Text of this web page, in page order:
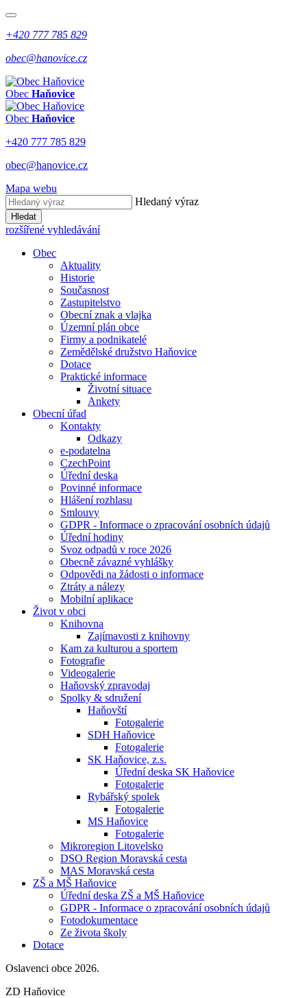
+420 777 785 829
obec@hanovice.cz
Obec Haňovice
Obec Haňovice
+420 777 785 829
obec@hanovice.cz
Mapa webu
Hledaný výraz
Hledat
rozšířené vyhledávání
Obec
Aktuality
Historie
Současnost
Zastupitelstvo
Obecní znak a vlajka
Územní plán obce
Firmy a podnikatelé
Zemědělské družstvo Haňovice
Dotace
Praktické informace
Životní situace
Ankety
Obecní úřad
Kontakty
Odkazy
e-podatelna
CzechPoint
Úřední deska
Povinné informace
Hlášení rozhlasu
Smlouvy
GDPR - Informace o zpracování osobních údajů
Úřední hodiny
Svoz odpadů v roce 2026
Obecně závazné vyhlášky
Odpovědi na žádosti o informace
Ztráty a nálezy
Mobilní aplikace
Život v obci
Knihovna
Zajímavosti z knihovny
Kam za kulturou a sportem
Fotografie
Videogalerie
Haňovský zpravodaj
Spolky & sdružení
Haňovští
Fotogalerie
SDH Haňovice
Fotogalerie
SK Haňovice, z.s.
Úřední deska SK Haňovice
Fotogalerie
Rybářský spolek
Fotogalerie
MS Haňovice
Fotogalerie
Mikroregion Litovelsko
DSO Region Moravská cesta
MAS Moravská cesta
ZŠ a MŠ Haňovice
Úřední deska ZŠ a MŠ Haňovice
GDPR - Informace o zpracování osobních údajů
Fotodokumentace
Ze života školy
Dotace
Oslavenci obce 2026.
ZD Haňovice